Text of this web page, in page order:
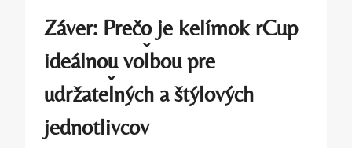
Záver: Prečo je kelímok rCup
ideálnou voľbou pre
udržateľných a štýlových
jednotlivcov